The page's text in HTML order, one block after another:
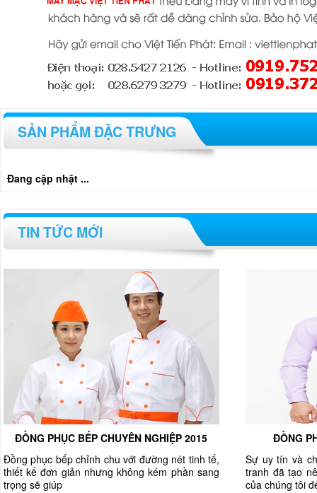
SẢN PHẨM ĐẶC TRƯNG
Đang cập nhật ...
TIN TỨC MỚI
ĐỒNG PHỤC BẾP CHUYÊN NGHIỆP 2015
Đồng phục bếp chỉnh chu với đường nét tinh tế,
thiết kế đơn giản nhưng không kém phần sang
trọng sẽ giúp
ĐỒNG
Sự uy tín và
tranh đã tạo
của chúng tôi